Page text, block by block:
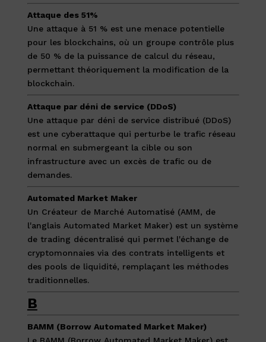
Attaque des 51%
Une attaque à 51 % est une menace potentielle
pour les blockchains, où un groupe contrôle plus
de 50 % de la puissance de calcul du réseau,
permettant théoriquement la modification de la
blockchain.
Attaque par déni de service (DDoS)
Une attaque par déni de service distribué (DDoS)
est une cyberattaque qui perturbe le trafic réseau
normal en submergeant la cible ou son
infrastructure avec un excès de trafic ou de
demandes.
Automated Market Maker
Un Créateur de Marché Automatisé (AMM, de
l'anglais Automated Market Maker) est un système
de trading décentralisé qui permet l'échange de
cryptomonnaies via des contrats intelligents et
des pools de liquidité, remplaçant les méthodes
traditionnelles.
B
BAMM (Borrow Automated Market Maker)